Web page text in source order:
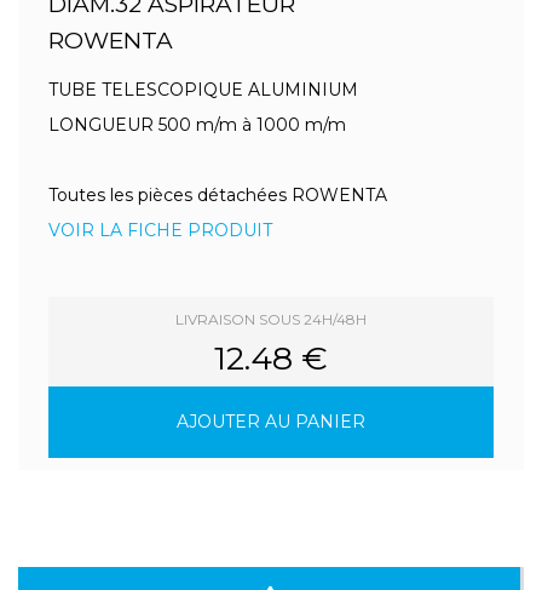
ROWENTA
TUBE TELESCOPIQUE ALUMINIUM
LONGUEUR 500 m/m à 1000 m/m
Toutes les pièces détachées ROWENTA
VOIR LA FICHE PRODUIT
LIVRAISON SOUS 24H/48H
12.48 €
AJOUTER AU PANIER